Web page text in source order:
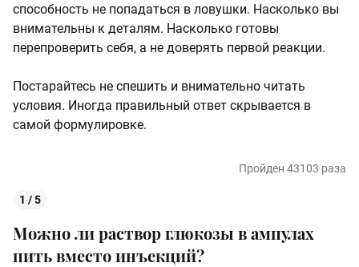
способность не попадаться в ловушки. Насколько вы
внимательны к деталям. Насколько готовы
перепроверить себя, а не доверять первой реакции.
Постарайтесь не спешить и внимательно читать
условия. Иногда правильный ответ скрывается в
самой формулировке.
Пройден 43103 раза
1 / 5
Можно ли раствор глюкозы в ампулах
пить вместо инъекций?